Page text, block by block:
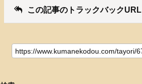
この記事のトラックバックURL